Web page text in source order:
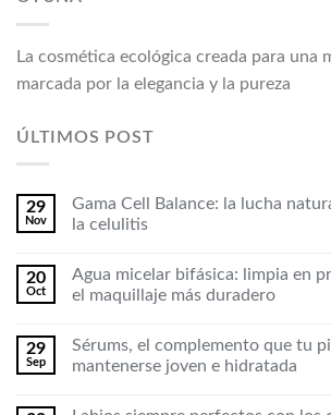
La cosmética ecológica creada para una
marcada por la elegancia y la pureza
ÚLTIMOS POST
29
Nov
Gama Cell Balance: la lucha
la celulitis
20
Oct
Agua micelar bifásica: limpia en
el maquillaje más duradero
29
Sep
Sérums, el complemento que tu
mantenerse joven e hidratada